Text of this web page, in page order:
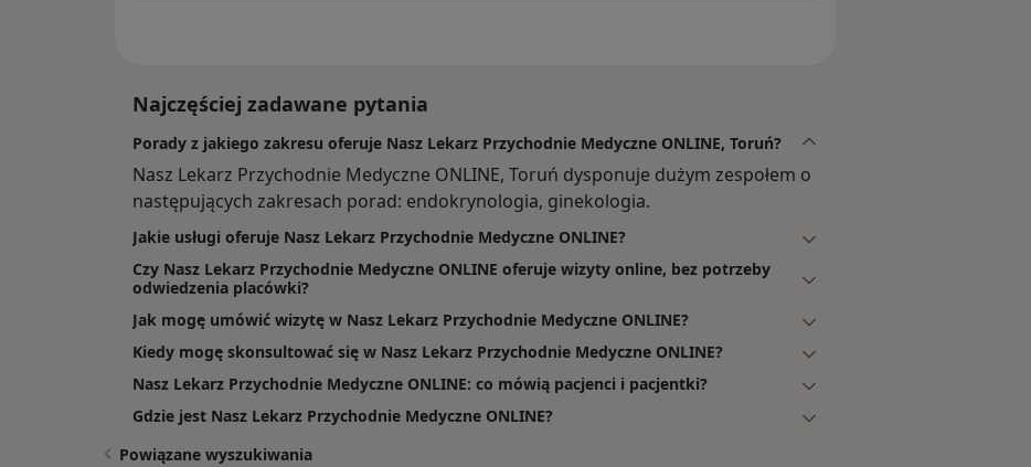
Najczęściej zadawane pytania
Porady z jakiego zakresu oferuje Nasz Lekarz Przychodnie Medyczne ONLINE, Toruń?
Nasz Lekarz Przychodnie Medyczne ONLINE, Toruń dysponuje dużym zespołem o
następujących zakresach porad: endokrynologia, ginekologia.
Jakie usługi oferuje Nasz Lekarz Przychodnie Medyczne ONLINE?
Czy Nasz Lekarz Przychodnie Medyczne ONLINE oferuje wizyty online, bez potrzeby
odwiedzenia placówki?
Jak mogę umówić wizytę w Nasz Lekarz Przychodnie Medyczne ONLINE?
Kiedy mogę skonsultować się w Nasz Lekarz Przychodnie Medyczne ONLINE?
Nasz Lekarz Przychodnie Medyczne ONLINE: co mówią pacjenci i pacjentki?
Gdzie jest Nasz Lekarz Przychodnie Medyczne ONLINE?
Powiązane wyszukiwania